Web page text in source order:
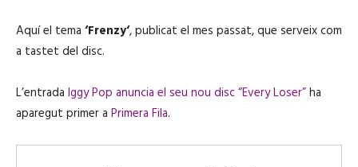
Aquí el tema ‘Frenzy‘, publicat el mes passat, que serveix com
a tastet del disc.
L’entrada Iggy Pop anuncia el seu nou disc “Every Loser”ha
aparegut primer a Primera Fila.